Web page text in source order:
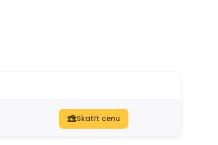
Skatīt cenu